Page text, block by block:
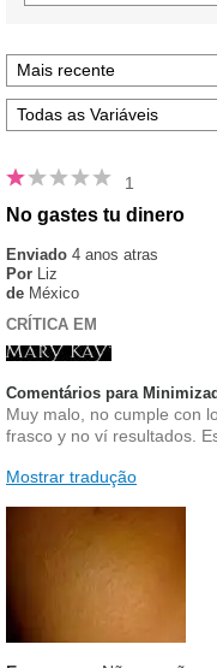
1
No gastes tu dinero
Enviado 4 anos atras
Por Liz
de México
CRÍTICA EM
Comentários para
Muy malo, no cumple con
frasco y no ví resultados.
Mostrar tradução